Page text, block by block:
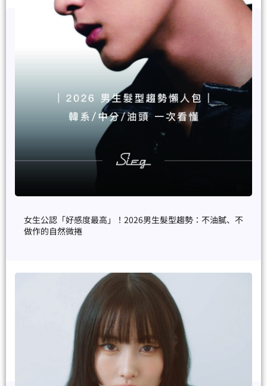
女生公認「好感度最高」！2026男生髮型趨勢：不油膩、不
做作的自然微捲